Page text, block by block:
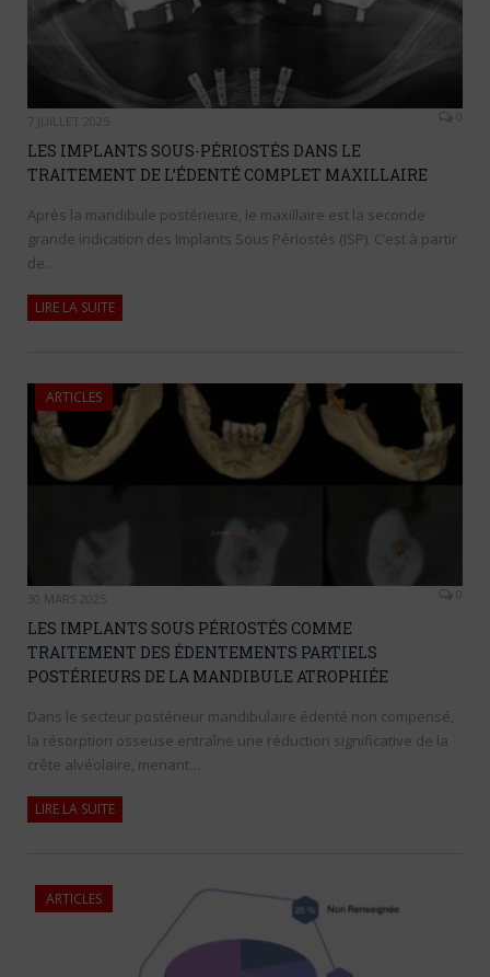
7 JUILLET 2025 0
LES IMPLANTS SOUS-PÉRIOSTÉS DANS LE
TRAITEMENT DE L’ÉDENTÉ COMPLET MAXILLAIRE
Après la mandibule postérieure, le maxillaire est la seconde
grande indication des Implants Sous Périostés (ISP). C’est à partir
de…
LIRE LA SUITE
ARTICLES
30 MARS 2025 0
LES IMPLANTS SOUS PÉRIOSTÉS COMME
TRAITEMENT DES ÉDENTEMENTS PARTIELS
POSTÉRIEURS DE LA MANDIBULE ATROPHIÉE
Dans le secteur postérieur mandibulaire édenté non compensé,
la résorption osseuse entraîne une réduction significative de la
crête alvéolaire, menant…
LIRE LA SUITE
ARTICLES